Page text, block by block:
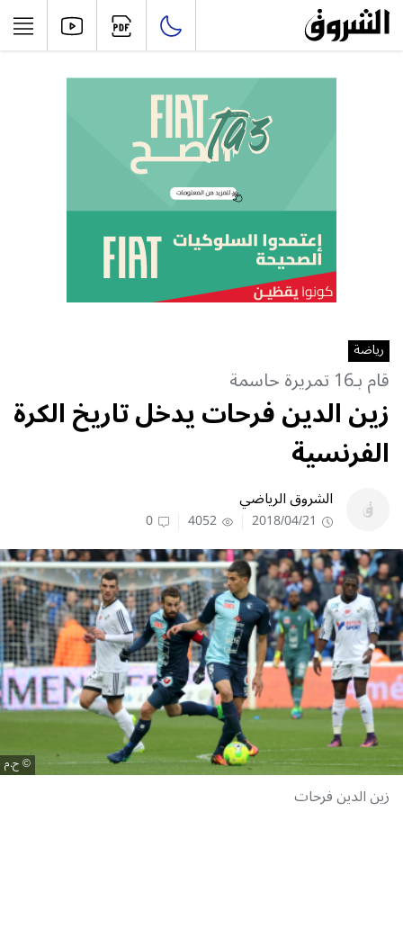
رياضة
قام بـ16 تمريرة حاسمة
زين الدين فرحات يدخل تاريخ الكرة
الفرنسية
الشروق الرياضي
2018/04/21
4052
0
ح.م
زين الدين فرحات